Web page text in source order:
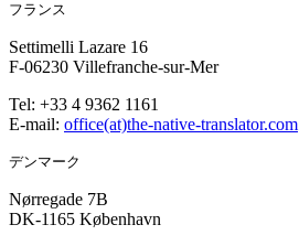
フランス
Settimelli Lazare 16
F-06230 Villefranche-sur-Mer
Tel: +33 4 9362 1161
E-mail: office(at)the-native-translator.com
デンマーク
Nørregade 7B
DK-1165 København